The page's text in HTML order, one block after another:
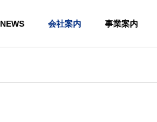
NEWS 会社案内 事業案内